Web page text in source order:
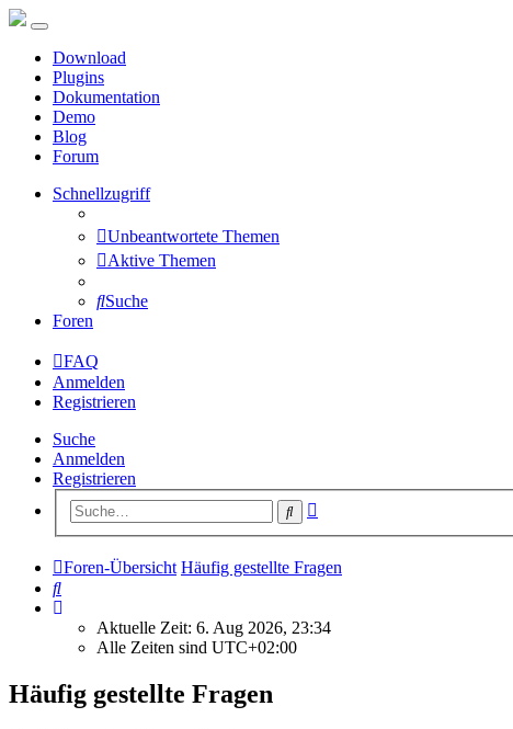
Download
Plugins
Dokumentation
Demo
Blog
Forum
Schnellzugriff
Unbeantwortete Themen
Aktive Themen
Suche
Foren
FAQ
Anmelden
Registrieren
Suche
Anmelden
Registrieren
Suche
Foren-Übersicht Häufig gestellte Fragen
Suche
Aktuelle Zeit: 6. Aug 2026, 23:34
Alle Zeiten sind UTC+02:00
Häufig gestellte Fragen